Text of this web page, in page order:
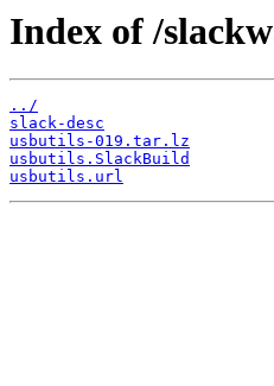
Index of /
../
slack-desc
usbutils-019.tar.lz
usbutils.SlackBuild
usbutils.url